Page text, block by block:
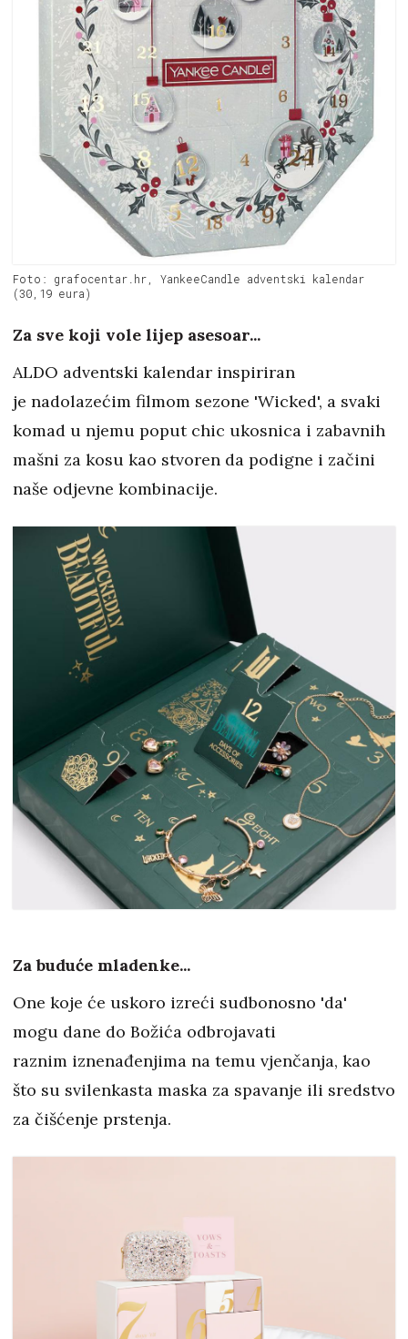
Foto: grafocentar.hr, YankeeCandle adventski kalendar
(30,19 eura)
Za sve koji vole lijep asesoar...
ALDO adventski kalendar inspiriran
je nadolazećim filmom sezone 'Wicked', a svaki
komad u njemu poput chic ukosnica i zabavnih
mašni za kosu kao stvoren da podigne i začini
naše odjevne kombinacije.
Za buduće mladenke...
One koje će uskoro izreći sudbonosno 'da'
mogu dane do Božića odbrojavati
raznim iznenađenjima na temu vjenčanja, kao
što su svilenkasta maska za spavanje ili sredstvo
za čišćenje prstenja.